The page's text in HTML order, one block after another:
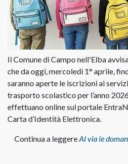
Il Comune di Campo nell'Elba
che da oggi, mercoledì 1° aprile,
saranno aperte le iscrizioni ai
trasporto scolastico per l’anno
effettuano online sul portale
Carta d’Identità Elettronica.
Continua a leggereAl via le